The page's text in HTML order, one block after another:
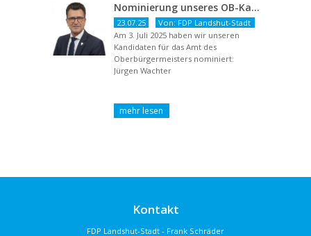
Nominierung unseres OB-Kandidaten
23.07.25
Von: FDP Landshut-Stadt
Am 3. Juli 2025 haben wir unseren
Kandidaten für das Amt des
Oberbürgermeisters nominiert:
Jürgen Wachter
Kontakt
FDP Landshut-Stadt - Frank Schräder